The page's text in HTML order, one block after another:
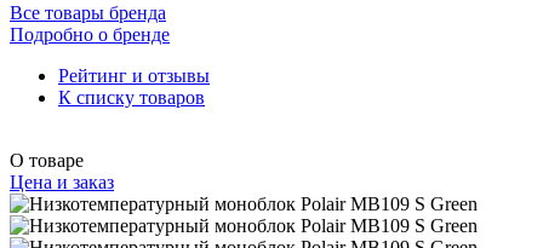
Все товары бренда
Подробно о бренде
Рейтинг и отзывы
К списку товаров
О товаре
Цена и заказ